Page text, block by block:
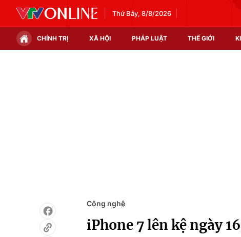
Thứ Bảy, 8/8/2026
CHÍNH TRỊ XÃ HỘI PHÁP LUẬT THẾ GIỚI
Công nghệ
iPhone 7 lên kệ ngày